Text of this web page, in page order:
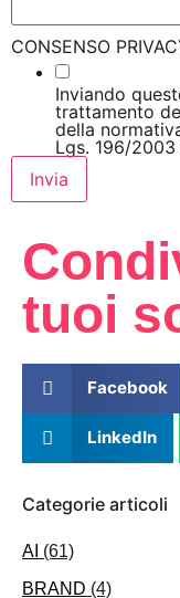
CONSENSO
Inviando
trattamento
della
Lgs. 196/2003
Invia
tuoi
Facebook
LinkedIn
Categorie articoli
AI (61)
BRAND (4)